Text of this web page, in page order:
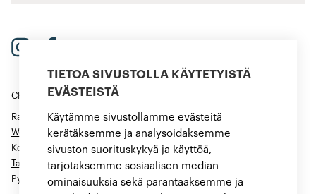
CROWNE PLAZA HELSINKI – HESPERIA
Ravintola ja baari
Wellness
Kokoukset ja juhlat
Tarjoukset
Pysäköinti
TIETOA SIVUSTOLLA KÄYTETYISTÄ
EVÄSTEISTÄ
Käytämme sivustollamme evästeitä
kerätäksemme ja analysoidaksemme
sivuston suorituskykyä ja käyttöä,
tarjotaksemme sosiaalisen median
ominaisuuksia sekä parantaaksemme ja